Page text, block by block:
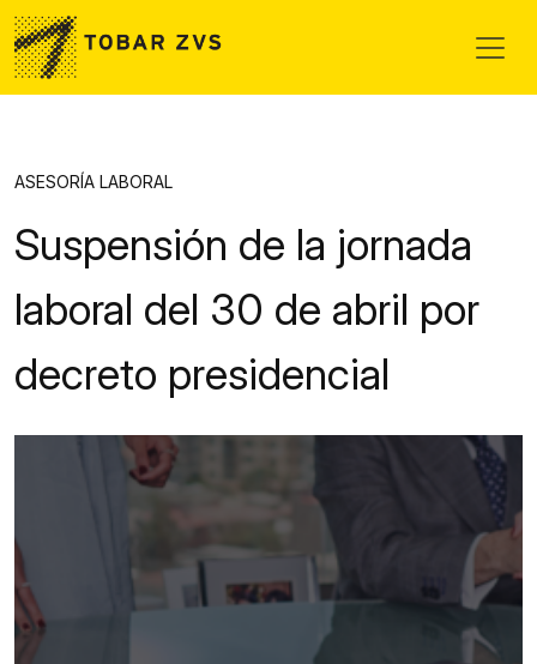
Skip to main content
ASESORÍA LABORAL
Suspensión de la jornada
laboral del 30 de abril por
decreto presidencial